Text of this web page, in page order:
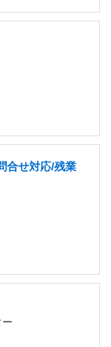
合せ対応/残業